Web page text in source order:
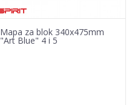
Mapa za blok 340x475mm
"Art Blue" 4 i 5